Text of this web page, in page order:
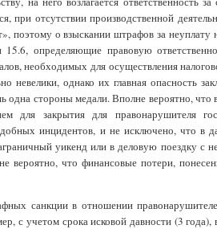
при отсутствии производственной
поэтому о взыскании штрафов за
определяющие правовую
необходимых для осуществления
невелики, однако их главная опасность
одна стороны медали. Вполне вероятно,
для закрытия для правонарушителя
инцидентов, и не исключено, что в
уикенд или в деловую поездку с
вероятно, что финансовые потери,
санкции в отношении
с учетом срока исковой давности (3